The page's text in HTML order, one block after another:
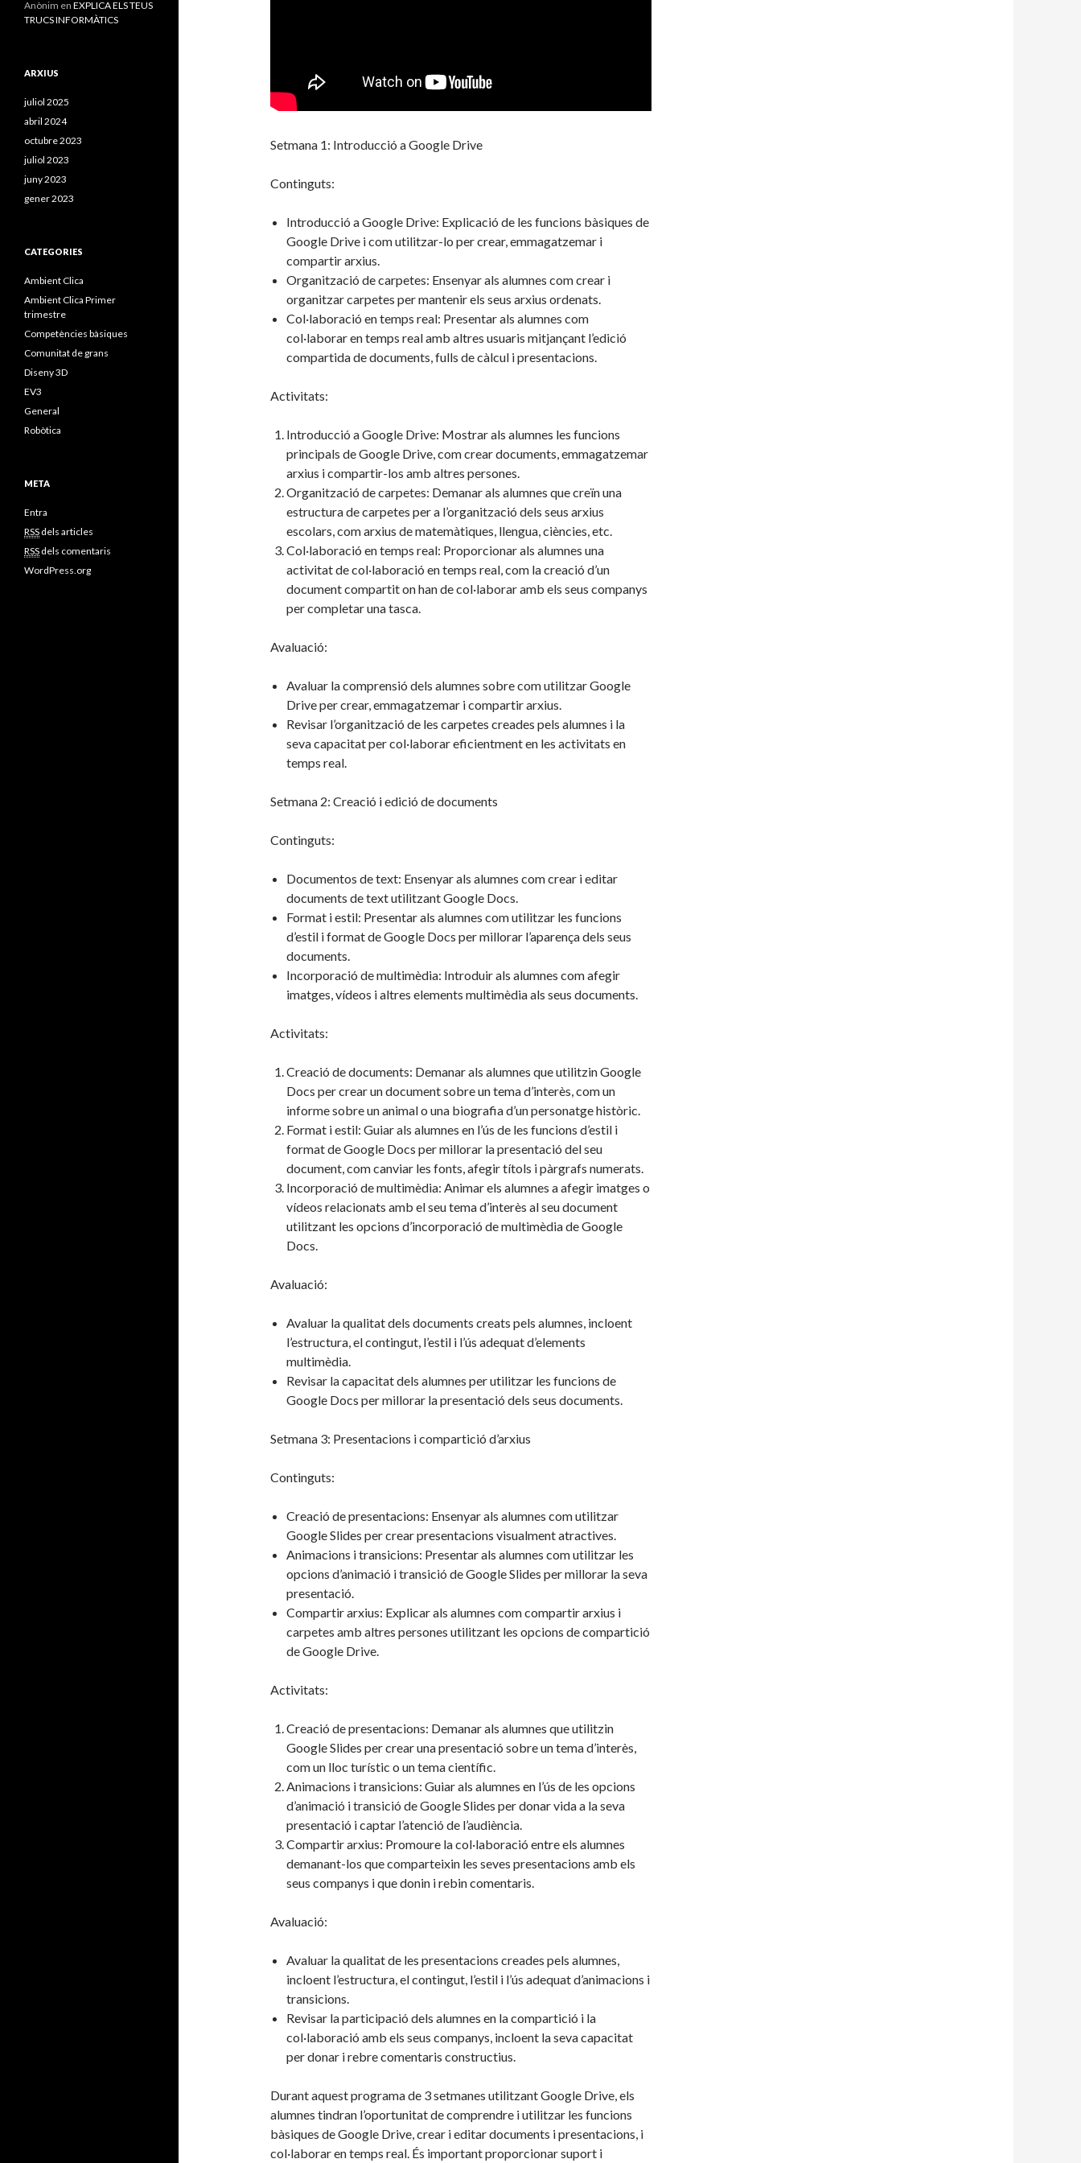
Setmana 1: Introducció a Google Drive
Continguts:
Introducció a Google Drive: Explicació de les funcions bàsiques de
Google Drive i com utilitzar-lo per crear, emmagatzemar i
compartir arxius.
Organització de carpetes: Ensenyar als alumnes com crear i
organitzar carpetes per mantenir els seus arxius ordenats.
Col·laboració en temps real: Presentar als alumnes com
col·laborar en temps real amb altres usuaris mitjançant l’edició
compartida de documents, fulls de càlcul i presentacions.
Activitats:
Introducció a Google Drive: Mostrar als alumnes les funcions
principals de Google Drive, com crear documents, emmagatzemar
arxius i compartir-los amb altres persones.
Organització de carpetes: Demanar als alumnes que creïn una
estructura de carpetes per a l’organització dels seus arxius
escolars, com arxius de matemàtiques, llengua, ciències, etc.
Col·laboració en temps real: Proporcionar als alumnes una
activitat de col·laboració en temps real, com la creació d’un
document compartit on han de col·laborar amb els seus companys
per completar una tasca.
Avaluació:
Avaluar la comprensió dels alumnes sobre com utilitzar Google
Drive per crear, emmagatzemar i compartir arxius.
Revisar l’organització de les carpetes creades pels alumnes i la
seva capacitat per col·laborar eficientment en les activitats en
temps real.
Setmana 2: Creació i edició de documents
Continguts:
Documentos de text: Ensenyar als alumnes com crear i editar
documents de text utilitzant Google Docs.
Format i estil: Presentar als alumnes com utilitzar les funcions
d’estil i format de Google Docs per millorar l’aparença dels seus
documents.
Incorporació de multimèdia: Introduir als alumnes com afegir
imatges, vídeos i altres elements multimèdia als seus documents.
Activitats:
Creació de documents: Demanar als alumnes que utilitzin Google
Docs per crear un document sobre un tema d’interès, com un
informe sobre un animal o una biografia d’un personatge històric.
Format i estil: Guiar als alumnes en l’ús de les funcions d’estil i
format de Google Docs per millorar la presentació del seu
document, com canviar les fonts, afegir títols i pàrgrafs numerats.
Incorporació de multimèdia: Animar els alumnes a afegir imatges o
vídeos relacionats amb el seu tema d’interès al seu document
utilitzant les opcions d’incorporació de multimèdia de Google
Docs.
Avaluació:
Avaluar la qualitat dels documents creats pels alumnes, incloent
l’estructura, el contingut, l’estil i l’ús adequat d’elements
multimèdia.
Revisar la capacitat dels alumnes per utilitzar les funcions de
Google Docs per millorar la presentació dels seus documents.
Setmana 3: Presentacions i compartició d’arxius
Continguts:
Creació de presentacions: Ensenyar als alumnes com utilitzar
Google Slides per crear presentacions visualment atractives.
Animacions i transicions: Presentar als alumnes com utilitzar les
opcions d’animació i transició de Google Slides per millorar la seva
presentació.
Compartir arxius: Explicar als alumnes com compartir arxius i
carpetes amb altres persones utilitzant les opcions de compartició
de Google Drive.
Activitats:
Creació de presentacions: Demanar als alumnes que utilitzin
Google Slides per crear una presentació sobre un tema d’interès,
com un lloc turístic o un tema científic.
Animacions i transicions: Guiar als alumnes en l’ús de les opcions
d’animació i transició de Google Slides per donar vida a la seva
presentació i captar l’atenció de l’audiència.
Compartir arxius: Promoure la col·laboració entre els alumnes
demanant-los que comparteixin les seves presentacions amb els
seus companys i que donin i rebin comentaris.
Avaluació:
Avaluar la qualitat de les presentacions creades pels alumnes,
incloent l’estructura, el contingut, l’estil i l’ús adequat d’animacions i
transicions.
Revisar la participació dels alumnes en la compartició i la
col·laboració amb els seus companys, incloent la seva capacitat
per donar i rebre comentaris constructius.
Durant aquest programa de 3 setmanes utilitzant Google Drive, els
alumnes tindran l’oportunitat de comprendre i utilitzar les funcions
bàsiques de Google Drive, crear i editar documents i presentacions, i
col·laborar en temps real. És important proporcionar suport i
Anònim en EXPLICA ELS TEUS
TRUCS INFORMÀTICS
ARXIUS
juliol 2025
abril 2024
octubre 2023
juliol 2023
juny 2023
gener 2023
CATEGORIES
Ambient Clica
Ambient Clica Primer
trimestre
Competències bàsiques
Comunitat de grans
Diseny 3D
EV3
General
Robòtica
META
Entra
RSS dels articles
RSS dels comentaris
WordPress.org